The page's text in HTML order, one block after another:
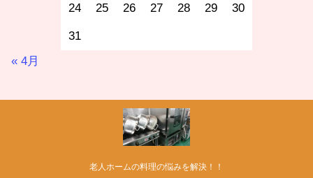
24 25 26 27 28 29 30
31
« 4月
老人ホームの料理の悩みを解決！！